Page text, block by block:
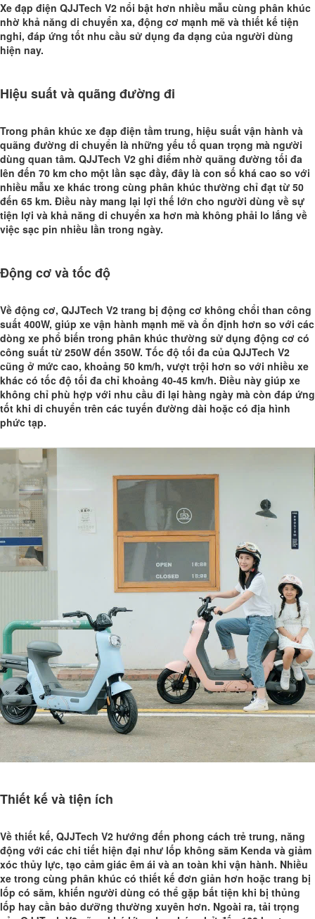
Xe đạp điện QJJTech V2 nổi bật hơn nhiều mẫu cùng phân khúc
nhờ khả năng di chuyển xa, động cơ mạnh mẽ và thiết kế tiện
nghi, đáp ứng tốt nhu cầu sử dụng đa dạng của người dùng
hiện nay.
Hiệu suất và quãng đường đi
Trong phân khúc xe đạp điện tầm trung, hiệu suất vận hành và
quãng đường di chuyển là những yếu tố quan trọng mà người
dùng quan tâm. QJJTech V2 ghi điểm nhờ quãng đường tối đa
lên đến 70 km cho một lần sạc đầy, đây là con số khá cao so với
nhiều mẫu xe khác trong cùng phân khúc thường chỉ đạt từ 50
đến 65 km. Điều này mang lại lợi thế lớn cho người dùng về sự
tiện lợi và khả năng di chuyển xa hơn mà không phải lo lắng về
việc sạc pin nhiều lần trong ngày.
Động cơ và tốc độ
Về động cơ, QJJTech V2 trang bị động cơ không chổi than công
suất 400W, giúp xe vận hành mạnh mẽ và ổn định hơn so với các
dòng xe phổ biến trong phân khúc thường sử dụng động cơ có
công suất từ 250W đến 350W. Tốc độ tối đa của QJJTech V2
cũng ở mức cao, khoảng 50 km/h, vượt trội hơn so với nhiều xe
khác có tốc độ tối đa chỉ khoảng 40-45 km/h. Điều này giúp xe
không chỉ phù hợp với nhu cầu đi lại hàng ngày mà còn đáp ứng
tốt khi di chuyển trên các tuyến đường dài hoặc có địa hình
phức tạp.
Thiết kế và tiện ích
Về thiết kế, QJJTech V2 hướng đến phong cách trẻ trung, năng
động với các chi tiết hiện đại như lốp không săm Kenda và giảm
xóc thủy lực, tạo cảm giác êm ái và an toàn khi vận hành. Nhiều
xe trong cùng phân khúc có thiết kế đơn giản hơn hoặc trang bị
lốp có săm, khiến người dùng có thể gặp bất tiện khi bị thủng
lốp hay cần bảo dưỡng thường xuyên hơn. Ngoài ra, tải trọng